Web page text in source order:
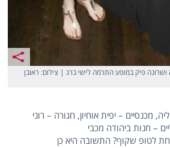
פיק במופע התרמה לישי ברג | צילום: ראובן
מכנסיים – יפית אוחיון, חגורה – רוני
לטופ שקוף? התשובה היא כן